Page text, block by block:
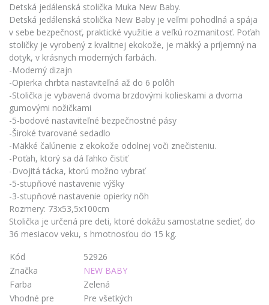
Detská jedálenská stolička Muka New Baby.
Detská jedálenská stolička New Baby je veľmi pohodlná a spája
v sebe bezpečnosť, praktické využitie a veľkú rozmanitosť. Poťah
stoličky je vyrobený z kvalitnej ekokože, je mäkký a príjemný na
dotyk, v krásnych moderných farbách.
-Moderný dizajn
-Opierka chrbta nastaviteľná až do 6 polôh
-Stolička je vybavená dvoma brzdovými kolieskami a dvoma
gumovými nožičkami
-5-bodové nastaviteľné bezpečnostné pásy
-Široké tvarované sedadlo
-Mäkké čalúnenie z ekokože odolnej voči znečisteniu.
-Poťah, ktorý sa dá ľahko čistiť
-Dvojitá tácka, ktorú možno vybrať
-5-stupňové nastavenie výšky
-3-stupňové nastavenie opierky nôh
Rozmery: 73x53,5x100cm
Stolička je určená pre deti, ktoré dokážu samostatne sedieť, do
36 mesiacov veku, s hmotnosťou do 15 kg.
Kód
52926
Značka
NEW BABY
Farba
Zelená
Vhodné pre
Pre všetkých